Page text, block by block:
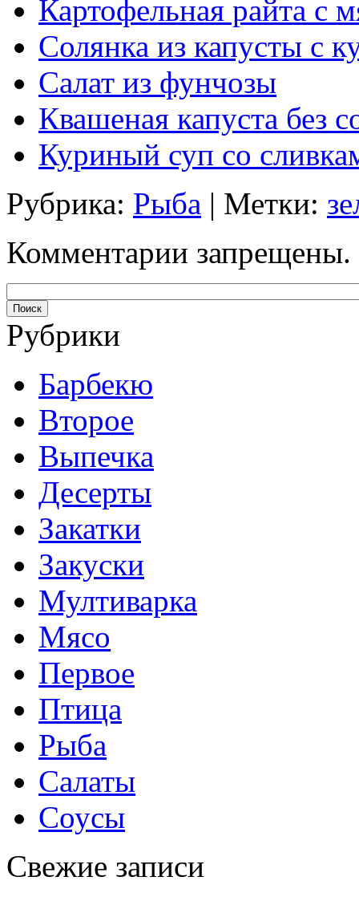
Картофельная райта с
Солянка из капусты с
Салат из фунчозы
Квашеная капуста без
Куриный суп со
Рубрика: Рыба | Метки:
Комментарии запрещены.
Рубрики
Барбекю
Второе
Выпечка
Десерты
Закатки
Закуски
Мултиварка
Мясо
Первое
Птица
Рыба
Салаты
Соусы
Свежие записи